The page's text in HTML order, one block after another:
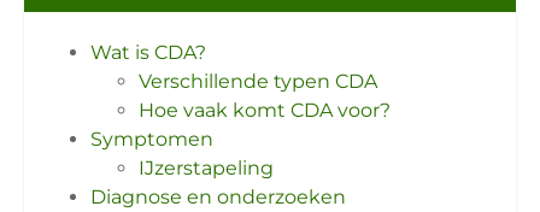
Wat is CDA?
Verschillende typen CDA
Hoe vaak komt CDA voor?
Symptomen
IJzerstapeling
Diagnose en onderzoeken